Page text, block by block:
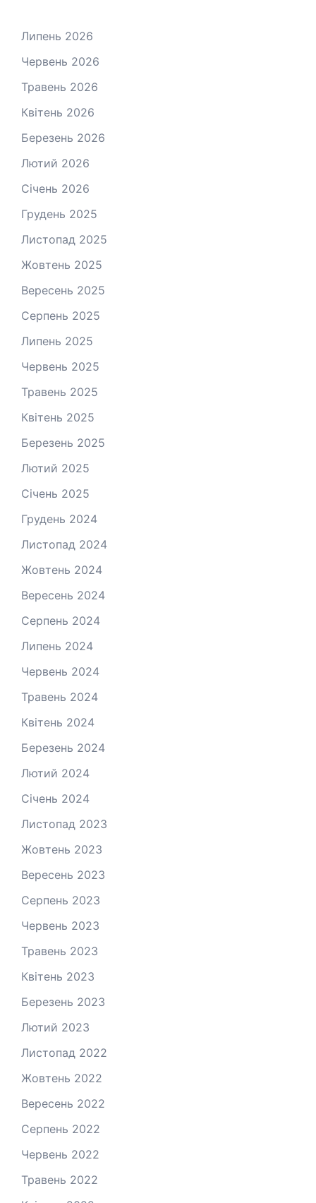
Липень 2026
Червень 2026
Травень 2026
Квітень 2026
Березень 2026
Лютий 2026
Січень 2026
Грудень 2025
Листопад 2025
Жовтень 2025
Вересень 2025
Серпень 2025
Липень 2025
Червень 2025
Травень 2025
Квітень 2025
Березень 2025
Лютий 2025
Січень 2025
Грудень 2024
Листопад 2024
Жовтень 2024
Вересень 2024
Серпень 2024
Липень 2024
Червень 2024
Травень 2024
Квітень 2024
Березень 2024
Лютий 2024
Січень 2024
Листопад 2023
Жовтень 2023
Вересень 2023
Серпень 2023
Червень 2023
Травень 2023
Квітень 2023
Березень 2023
Лютий 2023
Листопад 2022
Жовтень 2022
Вересень 2022
Серпень 2022
Червень 2022
Травень 2022